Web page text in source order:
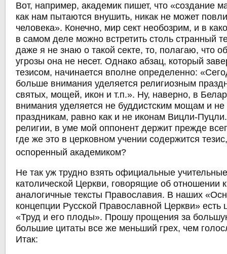
Вот, например, академик пишет, что «создание
как нам пытаются внушить, никак не может
человека». Конечно, мир сект необозрим, и в
в самом деле можно встретить столь странный
даже я не знаю о такой секте, то, полагаю, что
угрозы она не несет. Однако абзац, который
тезисом, начинается вполне определенно:
больше внимания уделяется религиозным
святых, мощей, икон и т.п.». Ну, наверно, в
внимания уделяется не буддистским мощам и
праздникам, равно как и не иконам Вицли-
религии, в уме мой оппонент держит прежде
где же это в церковном учении содержится
оспоренный академиком?
Не так уж трудно взять официальные
католической Церкви, говорящие об отношении к
аналогичные тексты Православия. В наших
концепции Русской Православной Церкви» есть
«Труд и его плоды». Прошу прощения за
большие цитаты все же меньший грех, чем
Итак: